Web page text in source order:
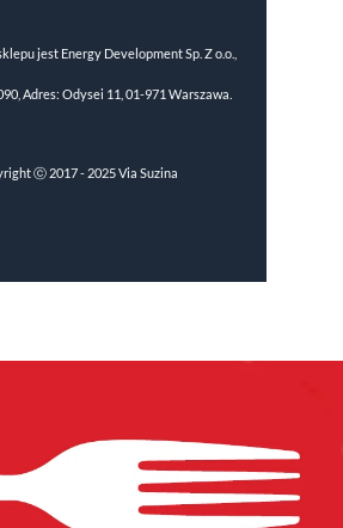
jest Energy Development Sp. Z o.o.,
Adres: Odysei 11, 01-971 Warszawa.
ⓒ 2017 - 2025 Via Suzina